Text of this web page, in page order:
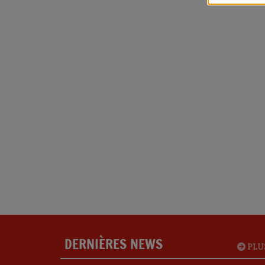
DERNIÈRES NEWS